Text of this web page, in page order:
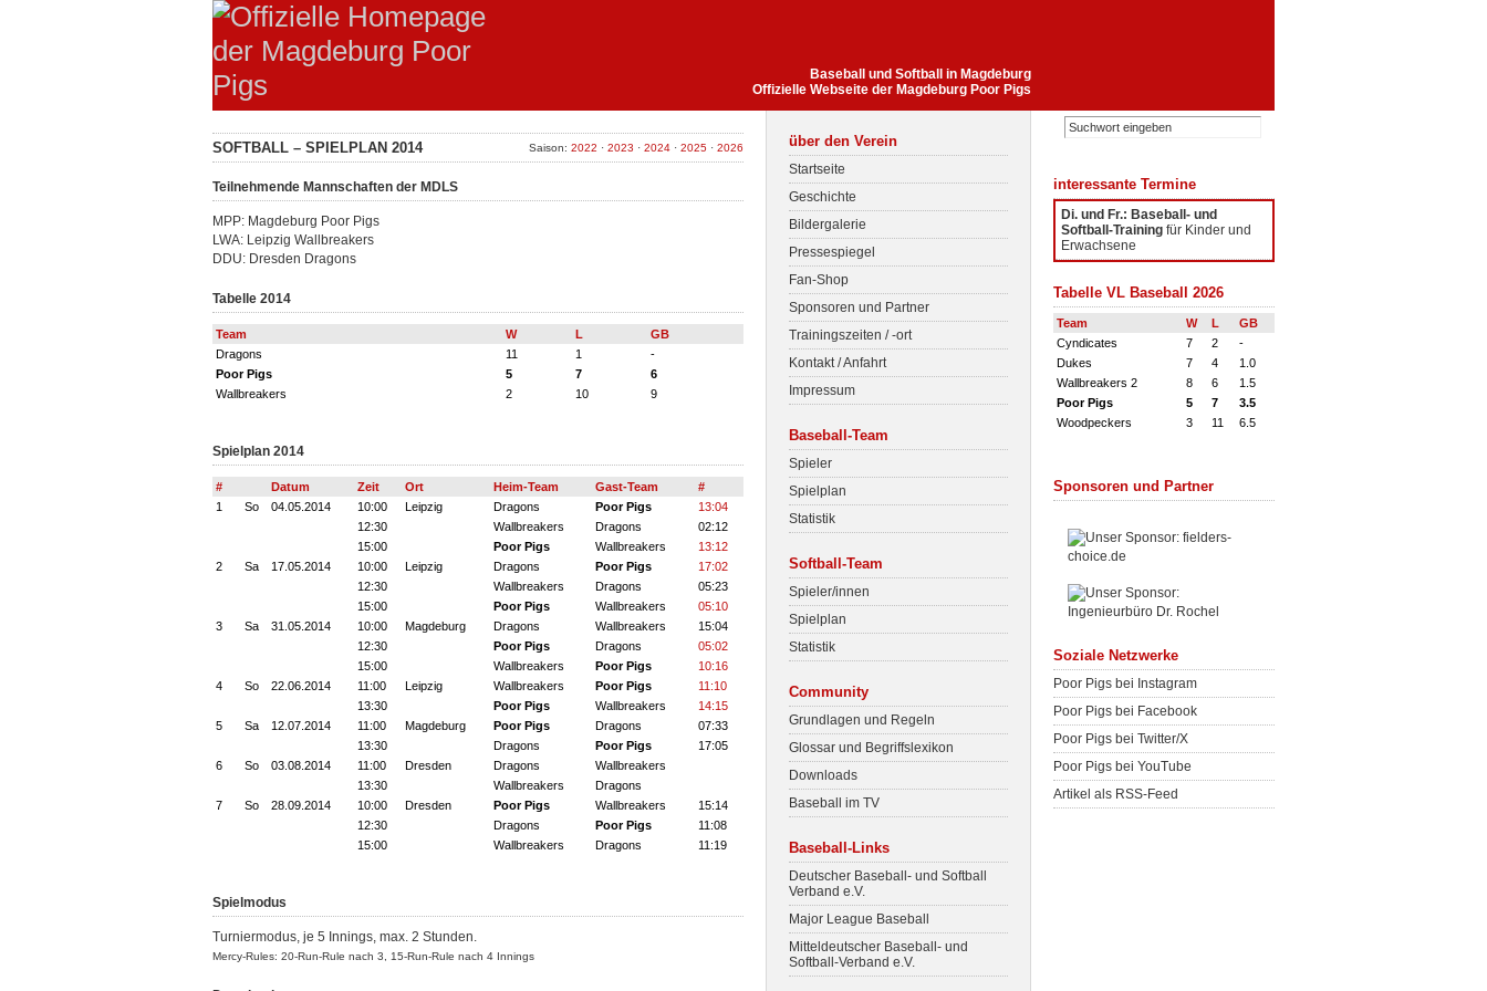
Baseball und Softball in Magdeburg
Offizielle Webseite der Magdeburg Poor Pigs
SOFTBALL – SPIELPLAN 2014 Saison: 2022 · 2023 · 2024 · 2025 · 2026
Teilnehmende Mannschaften der MDLS
MPP: Magdeburg Poor Pigs
LWA: Leipzig Wallbreakers
DDU: Dresden Dragons
Tabelle 2014
Team W L
GB
Dragons
11 1
-
Poor Pigs
5 7
6
Wallbreakers
2 10 9
Spielplan 2014
# Datum Zeit Ort Heim-Team Gast-Team
#
1
So 04.05.2014 10:00 Leipzig Dragons Poor Pigs
13:04
12:30
Wallbreakers Dragons
02:12
15:00
Poor Pigs Wallbreakers
13:12
2
Sa 17.05.2014 10:00 Leipzig Dragons Poor Pigs
17:02
12:30
Wallbreakers Dragons
05:23
15:00
Poor Pigs Wallbreakers
05:10
3
Sa 31.05.2014 10:00 Magdeburg Dragons Wallbreakers
15:04
12:30
Poor Pigs Dragons
05:02
15:00
Wallbreakers Poor Pigs
10:16
4
So 22.06.2014 11:00 Leipzig Wallbreakers Poor Pigs
11:10
13:30
Poor Pigs Wallbreakers
14:15
5
Sa 12.07.2014 11:00 Magdeburg Poor Pigs Dragons
07:33
13:30
Dragons Poor Pigs
17:05
6
So 03.08.2014 11:00 Dresden Dragons
Wallbreakers
13:30
Wallbreakers
Dragons
7
So 28.09.2014 10:00 Dresden Poor Pigs Wallbreakers
15:14
12:30
Dragons Poor Pigs
11:08
15:00
Wallbreakers Dragons 11:19
Spielmodus
Turniermodus, je 5 Innings, max. 2 Stunden.
Mercy-Rules: 20-Run-Rule nach 3, 15-Run-Rule nach 4 Innings
über den Verein
Startseite
Geschichte
Bildergalerie
Pressespiegel
Fan-Shop
Sponsoren und Partner
Trainingszeiten / -ort
Kontakt / Anfahrt
Impressum
Baseball-Team
Spieler
Spielplan
Statistik
Softball-Team
Spieler/innen
Spielplan
Statistik
Community
Grundlagen und Regeln
Glossar und Begriffslexikon
Downloads
Baseball im TV
Baseball-Links
Deutscher Baseball- und Softball
Verband e.V.
Major League Baseball
Mitteldeutscher Baseball- und
Softball-Verband e.V.
interessante Termine
Di. und Fr.: Baseball- und
Softball-Training für Kinder und
Erwachsene
Tabelle VL Baseball 2026
Team W L
GB
Cyndicates
7 2
-
Dukes
7 4
1.0
Wallbreakers 2
8 6
1.5
Poor Pigs
5 7
3.5
Woodpeckers
3 11 6.5
Sponsoren und Partner
Soziale Netzwerke
Poor Pigs bei Instagram
Poor Pigs bei Facebook
Poor Pigs bei Twitter/X
Poor Pigs bei YouTube
Artikel als RSS-Feed